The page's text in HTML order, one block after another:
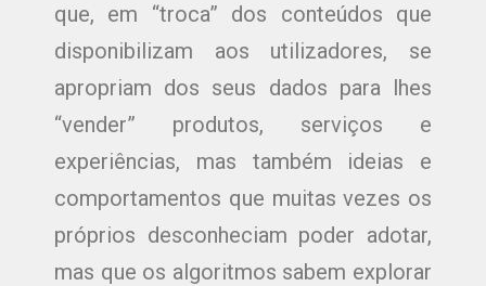
que, em “troca” dos conteúdos que
disponibilizam aos utilizadores, se
apropriam dos seus dados para lhes
“vender” produtos, serviços e
experiências, mas também ideias e
comportamentos que muitas vezes os
próprios desconheciam poder adotar,
mas que os algoritmos sabem explorar